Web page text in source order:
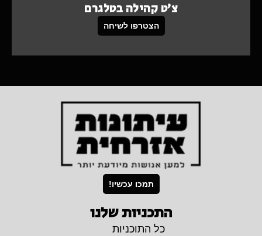
צ'ט קהילה בטלגרם
הצטרפו לשיחה
תמכו עכשיו!
התכניות שלנו
כל התוכניות